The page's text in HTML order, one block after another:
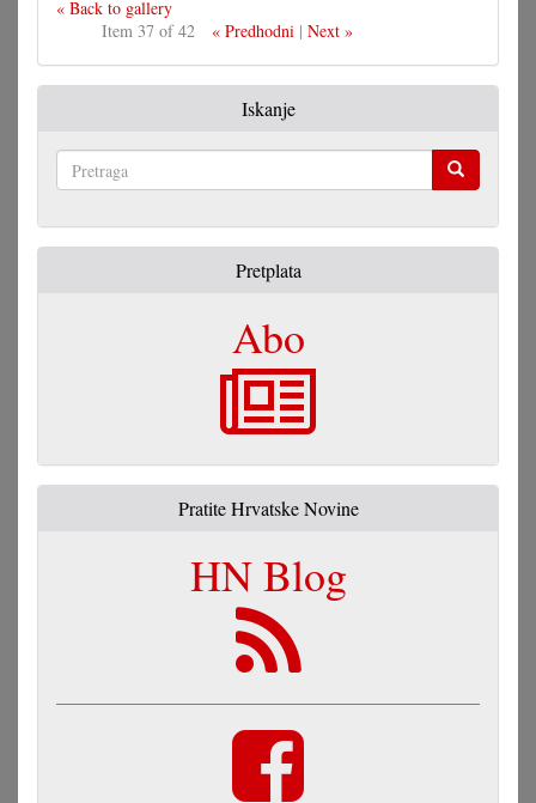
« Back to gallery
Item 37 of 42
« Predhodni| Next »
Iskanje
Pretplata
Abo
Pratite Hrvatske Novine
HN Blog